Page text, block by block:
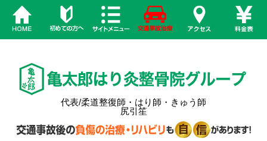
代表/柔道整復師・はり師・きゅう師
尻引笙